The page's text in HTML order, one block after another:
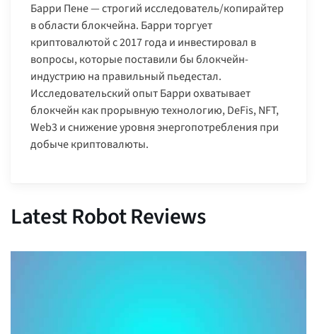
Барри Пене — строгий исследователь/копирайтер
в области блокчейна. Барри торгует
криптовалютой с 2017 года и инвестировал в
вопросы, которые поставили бы блокчейн-
индустрию на правильный пьедестал.
Исследовательский опыт Барри охватывает
блокчейн как прорывную технологию, DeFis, NFT,
Web3 и снижение уровня энергопотребления при
добыче криптовалюты.
Latest Robot Reviews